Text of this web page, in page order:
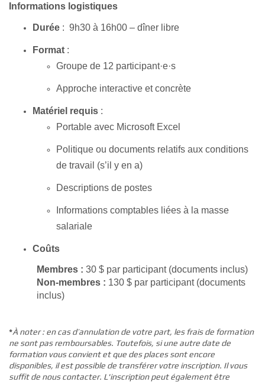
Informations logistiques
Durée : 9h30 à 16h00 – dîner libre
Format :
Groupe de 12 participant·e·s
Approche interactive et concrète
Matériel requis :
Portable avec Microsoft Excel
Politique ou documents relatifs aux conditions
de travail (s’il y en a)
Descriptions de postes
Informations comptables liées à la masse
salariale
Coûts
Membres : 30 $ par participant (documents inclus)
Non‑membres : 130 $ par participant (documents
inclus)
*À noter : en cas d’annulation de votre part, les frais de formation
ne sont pas remboursables. Toutefois, si une autre date de
formation vous convient et que des places sont encore
disponibles, il est possible de transférer votre inscription. Il vous
suffit de nous contacter. L'inscription peut également être